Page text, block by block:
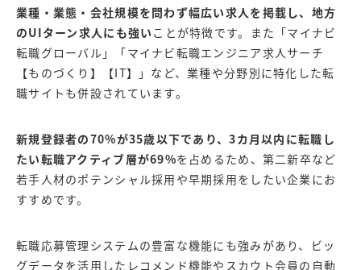
業種・業態・会社規模を問わず幅広い求人を掲載し、地方
のUIターン求人にも強い ことが特徴です。また「マイナビ
転職グローバル」「マイナビ転職エンジニア求人サーチ
【ものづくり】【IT】」など、業種や分野別に特化した転
職サイトも併設されています。
新規登録者の70%が35歳以下であり、3カ月以内に転職し
たい転職アクティブ層が69%を占めるため、第二新卒など
若手人材のポテンシャル採用や早期採用をしたい企業にお
すすめです。
転職応募管理システムの豊富な機能にも強みがあり、ビッ
グデータを活用したレコメンド機能やスカウト会員の自動